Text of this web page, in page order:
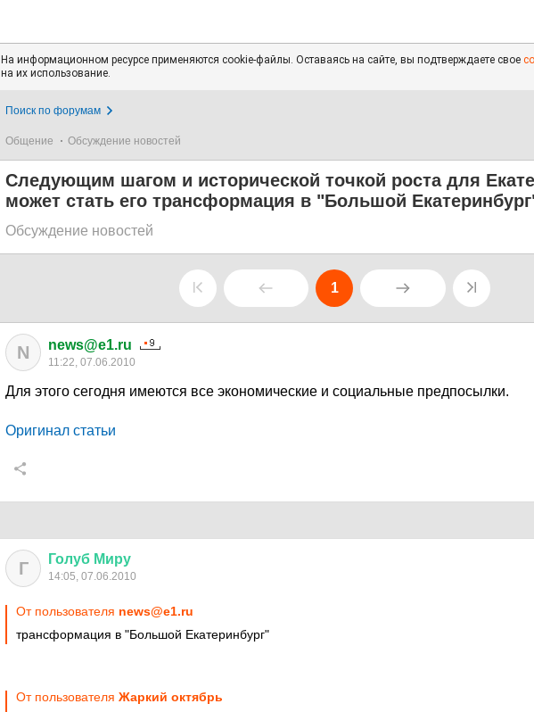
На информационном ресурсе применяются cookie-файлы. Оставаясь на сайте, вы подтверждаете свое
на их использование.
Поиск по форумам
Общение Обсуждение новостей
Следующим шагом и исторической точкой роста для
может стать его трансформация в "Большой
Обсуждение новостей
1
N news@e1.ru
11:22, 07.06.2010
Для этого сегодня имеются все экономические и социальные предпосылки.
Оригинал статьи
Г Голуб Миру
14:05, 07.06.2010
От пользователя news@e1.ru
трансформация в "Большой Екатеринбург"
От пользователя Жаркий октябрь